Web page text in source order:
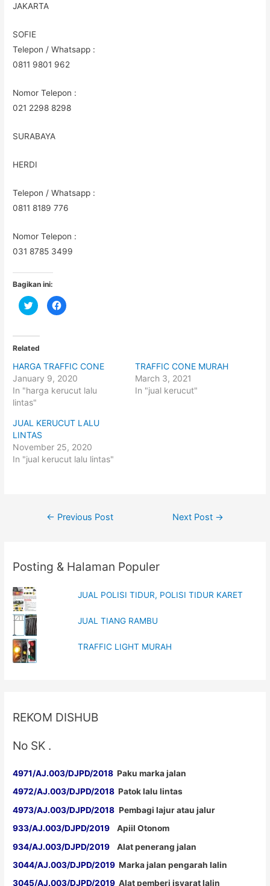
JAKARTA
SOFIE
Telepon / Whatsapp :
0811 9801 962
Nomor Telepon :
021 2298 8298
SURABAYA
HERDI
Telepon / Whatsapp :
0811 8189 776
Nomor Telepon :
031 8785 3499
Bagikan ini:
C
l
t
o
s
h
a
r
e
o
n
T
t
e
r
(
O
o
w
C
l
h
a
r
e
o
c
e
o
k
(
n
n
o
Related
HARGA TRAFFIC CONE
January 9, 2020
In "harga kerucut lalu
lintas"
TRAFFIC CONE MURAH
March 3, 2021
In "jual kerucut"
JUAL KERUCUT LALU
LINTAS
November 25, 2020
In "jual kerucut lalu lintas"
Post
← Previous Post Next Post →
Posting & Halaman Populer
JUAL POLISI TIDUR, POLISI TIDUR KARET
JUAL TIANG RAMBU
TRAFFIC LIGHT MURAH
REKOM DISHUB
No SK .
4971/AJ.003/DJPD/2018 Paku marka jalan
4972/AJ.003/DJPD/2018 Patok lalu lintas
4973/AJ.003/DJPD/2018 Pembagi lajur atau jalur
933/AJ.003/DJPD/2019 Apiil Otonom
934/AJ.003/DJPD/2019 Alat penerang jalan
3044/AJ.003/DJPD/2019 Marka jalan pengarah lalin
3045/AJ.003/DJPD/2019 Alat pemberi isyarat lalin